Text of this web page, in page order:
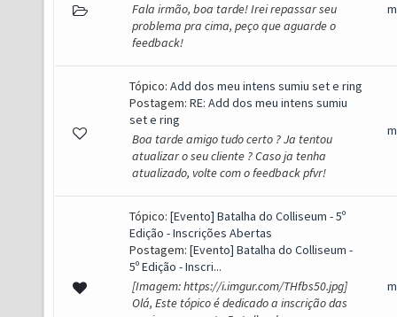
Fala irmão, boa tarde! Irei repassar seu
problema pra cima, peço que aguarde o
feedback!
Tópico: Add dos meu intens sumiu set e ring
Postagem: RE: Add dos meu intens sumiu
set e ring
Boa tarde amigo tudo certo ? Ja tentou
atualizar o seu cliente ? Caso ja tenha
atualizado, volte com o feedback pfvr!
Tópico: [Evento] Batalha do Colliseum - 5º
Edição - Inscrições Abertas
Postagem: [Evento] Batalha do Colliseum -
5º Edição - Inscri...
[Imagem: https://i.imgur.com/THfbs50.jpg]
Olá, Este tópico é dedicado a inscrição das